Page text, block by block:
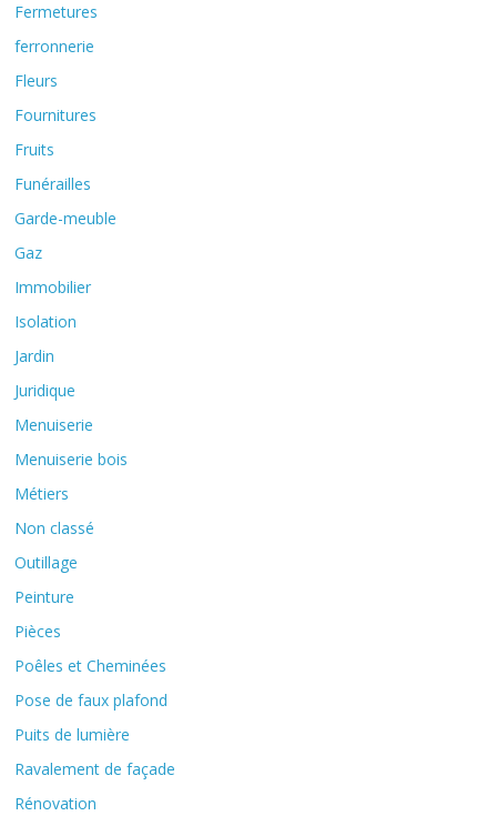
Fermetures
ferronnerie
Fleurs
Fournitures
Fruits
Funérailles
Garde-meuble
Gaz
Immobilier
Isolation
Jardin
Juridique
Menuiserie
Menuiserie bois
Métiers
Non classé
Outillage
Peinture
Pièces
Poêles et Cheminées
Pose de faux plafond
Puits de lumière
Ravalement de façade
Rénovation